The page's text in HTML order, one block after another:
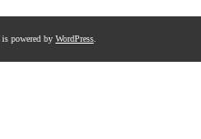
is powered by WordPress